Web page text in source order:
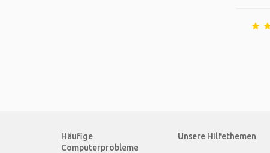
Häufige
Computerprobleme
Unsere Hilfethemen